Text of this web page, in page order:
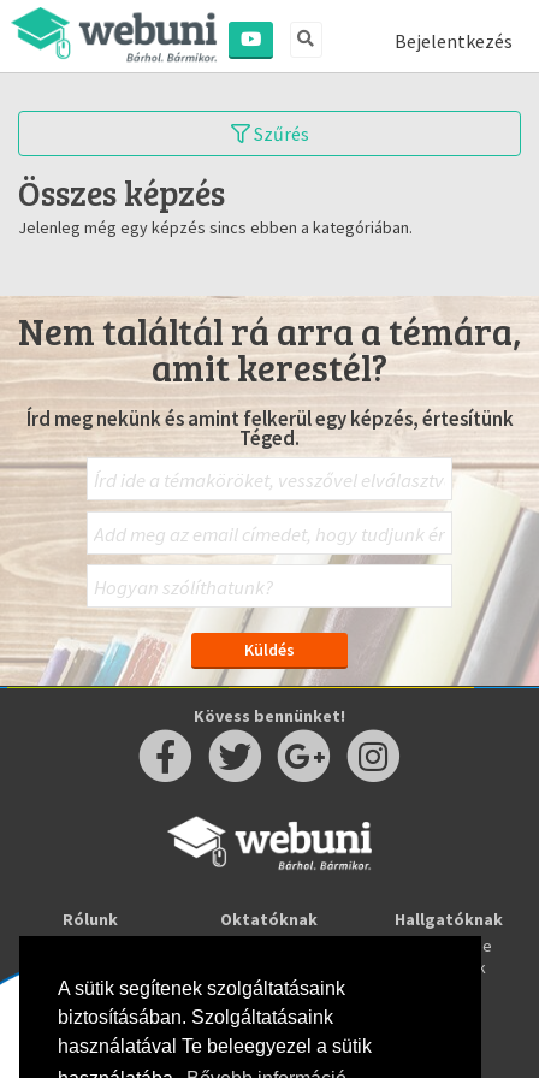
A sütik segítenek szolgáltatásaink
biztosításában. Szolgáltatásaink
használatával Te beleegyezel a sütik
Bejelentkezés
Szűrés
Összes képzés
Jelenleg még egy képzés sincs ebben a kategóriában.
Nem találtál rá arra a témára,
amit kerestél?
Írd meg nekünk és amint felkerül egy képzés, értesítünk
Téged.
Kövess bennünket!
Rólunk
Oktatóknak
Webuni Stúdió
Hallgatóknak
Tanulj online
Képzések
Info
Adatkezelési tájékoztató
ÁSZF